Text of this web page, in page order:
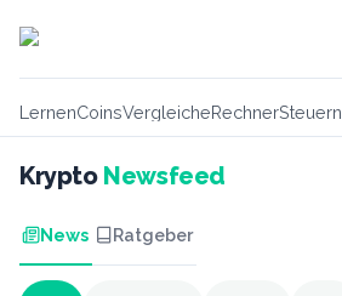
LernenCoinsVergleicheRechnerSteuern
Krypto Newsfeed
News Ratgeber